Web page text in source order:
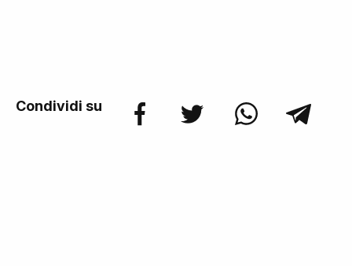
Condividi su